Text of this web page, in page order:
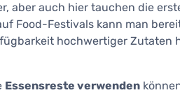
aber auch hier tauchen die
Food-Festivals kann man
hochwertiger Zutaten
Essensreste verwenden